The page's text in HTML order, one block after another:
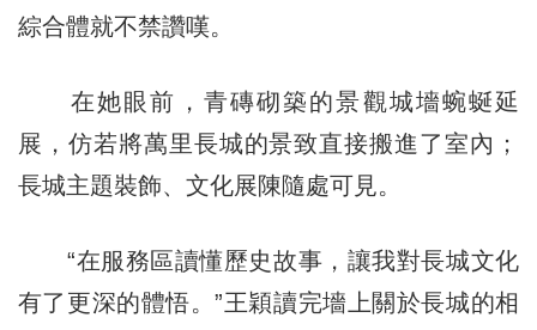
綜合體就不禁讚嘆。
在她眼前，青磚砌築的景觀城墻蜿蜒延
展，仿若將萬里長城的景致直接搬進了室內；
長城主題裝飾、文化展陳隨處可見。
“在服務區讀懂歷史故事，讓我對長城文化
有了更深的體悟。”王穎讀完墻上關於長城的相